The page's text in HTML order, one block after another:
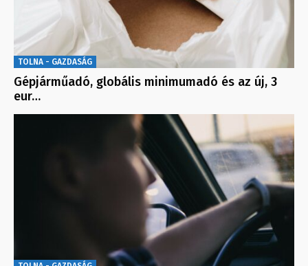
TOLNA - GAZDASÁG
Gépjárműadó, globális minimumadó és az új, 3
eur…